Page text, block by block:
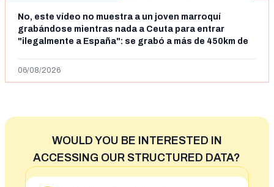
No, este vídeo no muestra a un joven marroquí
grabándose mientras nada a Ceuta para entrar
"ilegalmente a España": se grabó a más de 450km de
06/08/2026
WOULD YOU BE INTERESTED IN
ACCESSING OUR STRUCTURED DATA?